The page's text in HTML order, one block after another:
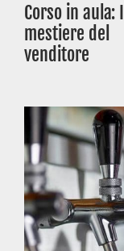
Corso in aula: Il
mestiere del
venditore